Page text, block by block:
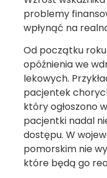
problemy
wpłynąć na
Od początku
opóźnienia we
lekowych.
pacjentek
który ogłoszono
pacjentki nadal
dostępu. W
pomorskim nie
które będą go